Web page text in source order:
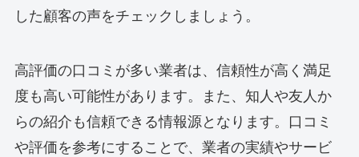
した顧客の声をチェックしましょう。
高評価の口コミが多い業者は、信頼性が高く満足
度も高い可能性があります。また、知人や友人か
らの紹介も信頼できる情報源となります。口コミ
や評価を参考にすることで、業者の実績やサービ